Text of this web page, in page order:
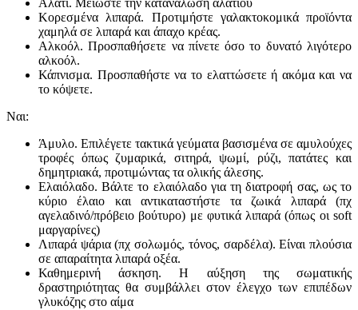
Αλάτι. Μειώστε την κατανάλωση αλατιού
Κορεσμένα λιπαρά. Προτιμήστε γαλακτοκομικά προϊόντα
χαμηλά σε λιπαρά και άπαχο κρέας.
Αλκοόλ. Προσπαθήσετε να πίνετε όσο το δυνατό λιγότερο
αλκοόλ.
Κάπνισμα. Προσπαθήστε να το ελαττώσετε ή ακόμα και να
το κόψετε.
Ναι:
Άμυλο. Επιλέγετε τακτικά γεύματα βασισμένα σε αμυλούχες
τροφές όπως ζυμαρικά, σιτηρά, ψωμί, ρύζι, πατάτες και
δημητριακά, προτιμώντας τα ολικής άλεσης.
Ελαιόλαδο. Βάλτε το ελαιόλαδο για τη διατροφή σας, ως το
κύριο έλαιο και αντικαταστήστε τα ζωικά λιπαρά (πχ
αγελαδινό/πρόβειο βούτυρο) με φυτικά λιπαρά (όπως οι soft
μαργαρίνες)
Λιπαρά ψάρια (πχ σολωμός, τόνος, σαρδέλα). Είναι πλούσια
σε απαραίτητα λιπαρά οξέα.
Καθημερινή άσκηση. Η αύξηση της σωματικής
δραστηριότητας θα συμβάλλει στον έλεγχο των επιπέδων
γλυκόζης στο αίμα